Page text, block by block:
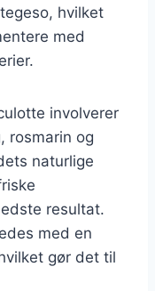
hvilket
med
involverer
rosmarin og
naturlige
resultat.
med en
gør det til